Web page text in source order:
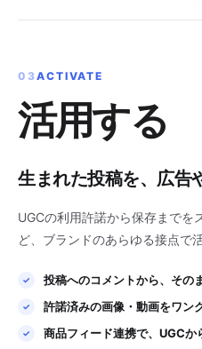
03ACTIVATE
活用する
生まれた投稿を、広告
UGCの利用許諾から保存までを
ど、ブランドのあらゆる接点で
投稿へのコメントから、その
許諾済みの画像・動画をワン
商品フィード連携で、UGCか